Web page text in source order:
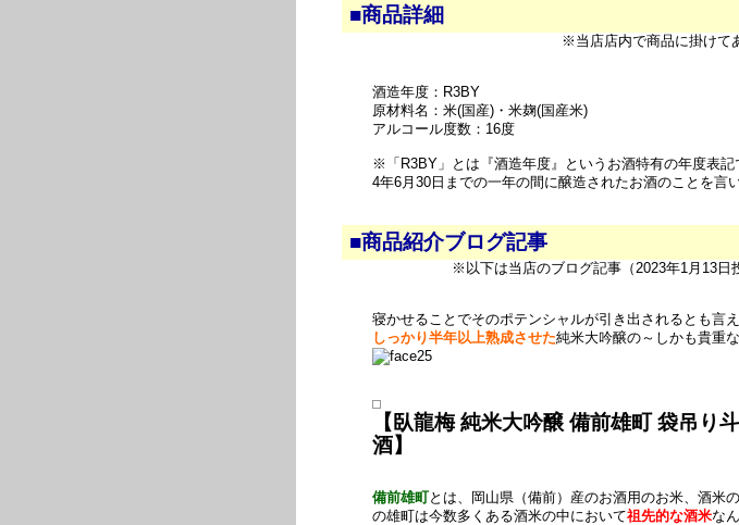
■商品詳細
※当店店内で商品に掛けて
酒造年度：R3BY
原材料名：米(国産)・米麹(国産米)
アルコール度数：16度
※「R3BY」とは『酒造年度』というお酒特有の年度表記
4年6月30日までの一年の間に醸造されたお酒のことを言
■商品紹介ブログ記事
※以下は当店のブログ記事（2023年1月13日
寝かせることでそのポテンシャルが引き出されるとも言
しっかり半年以上熟成させた純米大吟醸の～しかも貴重な
【臥龍梅 純米大吟醸 備前雄町 袋吊り
酒】
備前雄町とは、岡山県（備前）産のお酒用のお米、酒米
の雄町は今数多くある酒米の中において祖先的な酒米な